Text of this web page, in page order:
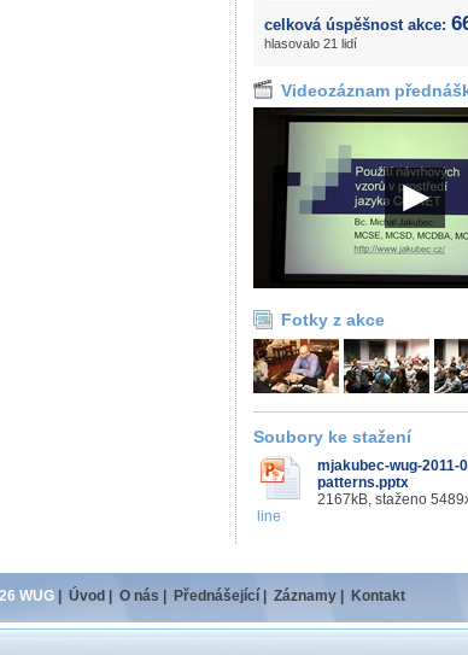
celková úspěšnost akce:
hlasovalo 21 lidí
Videozáznam
Fotky z akce
Soubory ke stažení
mjakubec-wug-2011-
patterns.pptx
2167kB, staženo
line
WUG Úvod O nás Přednášející Záznamy Kontakt